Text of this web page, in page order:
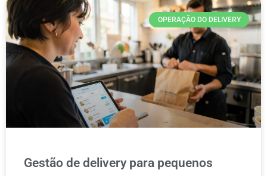
OPERAÇÃO DO DELIVERY
Gestão de delivery para pequenos